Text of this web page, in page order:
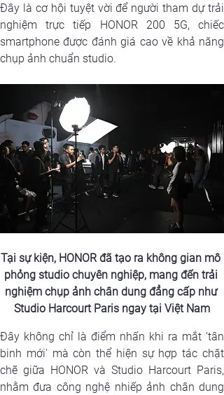
Đây là cơ hội tuyệt vời để người tham dự trải
nghiệm trực tiếp HONOR 200 5G, chiếc
smartphone được đánh giá cao về khả năng
chụp ảnh chuẩn studio.
Tại sự kiện, HONOR đã tạo ra không gian mô
phỏng studio chuyên nghiệp, mang đến trải
nghiệm chụp ảnh chân dung đẳng cấp như
Studio Harcourt Paris ngay tại Việt Nam
Đây không chỉ là điểm nhấn khi ra mắt ‘tân
binh mới' mà còn thể hiện sự hợp tác chặt
chẽ giữa HONOR và Studio Harcourt Paris,
nhằm đưa công nghệ nhiếp ảnh chân dung